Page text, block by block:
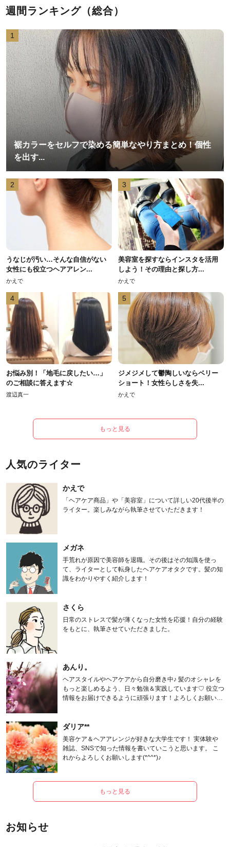
週間ランキング（総合）
1
裾カラーをセルフで染める簡単なやり方まとめ！個性
を出す...
2
うなじが汚い…そんな自信がない
女性にも役立つヘアアレン...
かえで
3
美容室を探すならインスタを活用
しよう！その理由と探し方...
かえで
4
お悩み別！「地毛に戻したい…」
のご相談に答えます☆
渡辺真一
5
ジメジメして鬱陶しいならベリー
ショート！女性らしさを失...
かえで
もっと見る
人気のライター
かえで
「ヘアケア商品」や「美容室」について詳しい20代後半の
ライター。楽しみながら執筆させていただきます！
メガネ
手荒れが原因で美容師を退職。その後はその知識を使っ
て、ライターとして転身したヘアケアオタクです。髪の知
識をわかりやすく紹介します！
さくら
日常のストレスで髪が薄くなった女性を応援！自分の経験
をもとに、執筆させていただきました。
あんり。
ヘアスタイルやヘアケアから自分磨き中♪ 髪のオシャレを
もっと楽しめるよう、日々勉強＆実践しています♡ 役立つ
情報をお届けできるように頑張ります！よろしくお願いし
ダリア**
美容ケア＆ヘアアレンジが好きな大学生です！ 実体験や
雑誌、SNSで知った情報を書いていこうと思います。 こ
れからよろしくお願いします(*^^*)♪
もっと見る
お知らせ